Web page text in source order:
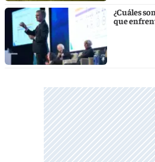
¿Cuáles
que